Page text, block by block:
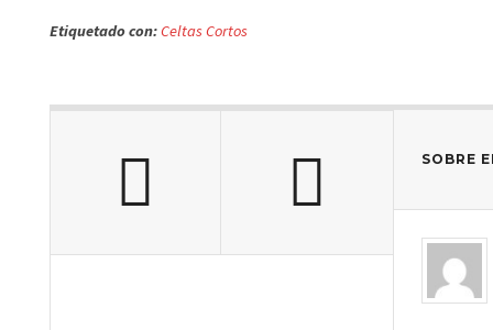
Etiquetado con:Celtas Cortos
SOBRE